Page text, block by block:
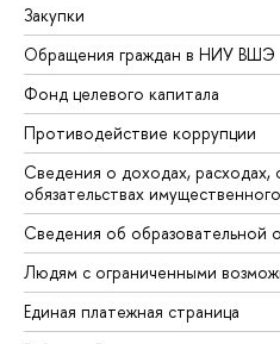
Закупки
Обращения граждан в НИУ ВШЭ
Фонд целевого капитала
Противодействие коррупции
Сведения о доходах, расходах,
обязательствах
Сведения об образовательной
Людям с ограниченными
Единая платежная страница